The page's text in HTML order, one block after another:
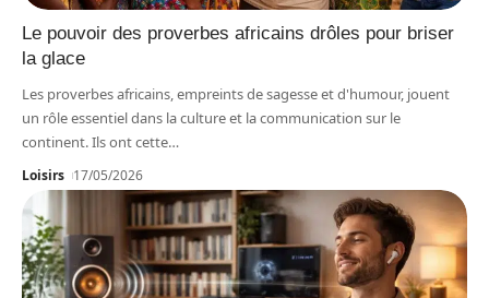
Le pouvoir des proverbes africains drôles pour briser
la glace
Les proverbes africains, empreints de sagesse et d'humour, jouent
un rôle essentiel dans la culture et la communication sur le
continent. Ils ont cette…
Loisirs 17/05/2026